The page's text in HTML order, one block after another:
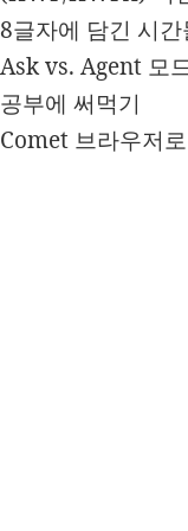
8글자에 담긴 시
Ask vs. Agent 모
공부에 써먹기
Comet 브라우저